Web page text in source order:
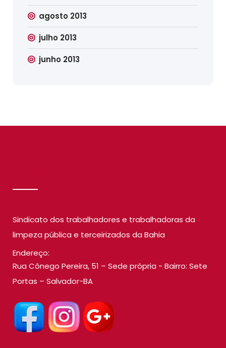
agosto 2013
julho 2013
junho 2013
Sindicato dos trabalhadores e trabalhadoras da
limpeza pública e terceirizados da Bahia
Endereço:
Rua Cônego Pereira, 51 – Sede própria - Bairro: Sete
Portas – Salvador-BA